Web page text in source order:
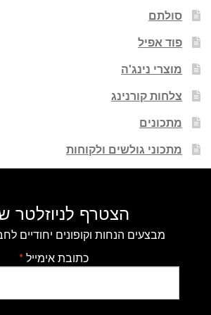
סולתם
פוד אפיל
מוצרי נינג'ה
צלחות קורנינג
מתכונים
מתכוני גולשים ולקוחות
הצטרף לניוזלטר
מבצעים הנחות וקופונים יחודיים
כתובת אימייל*